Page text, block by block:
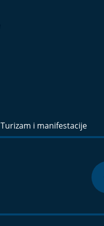
Turizam i manifestacije